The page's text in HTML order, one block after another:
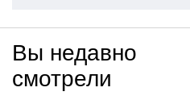
Вы недавно
смотрели